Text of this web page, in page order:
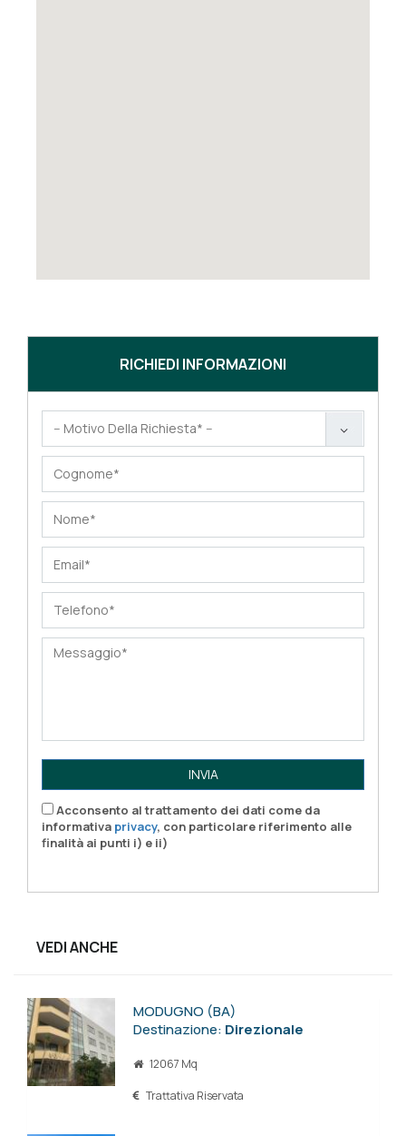
RICHIEDI INFORMAZIONI
INVIA
Acconsento al trattamento dei dati come da
informativa privacy, con particolare riferimento alle
finalità ai punti i) e ii)
VEDI ANCHE
MODUGNO (BA)
Destinazione: Direzionale
12067 Mq
Trattativa Riservata